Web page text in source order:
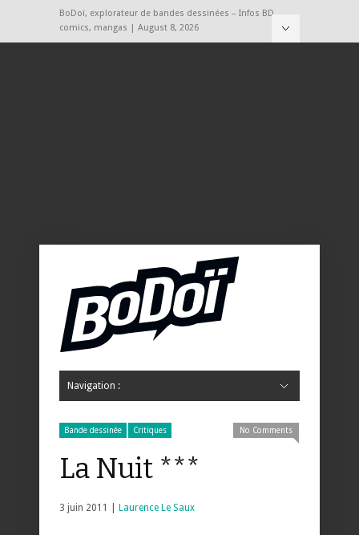
BoDoï, explorateur de bandes dessinées – Infos BD,
comics, mangas | August 8, 2026
Navigation :
Bande dessinée Critiques No Comments
La Nuit ***
3 juin 2011 | Laurence Le Saux